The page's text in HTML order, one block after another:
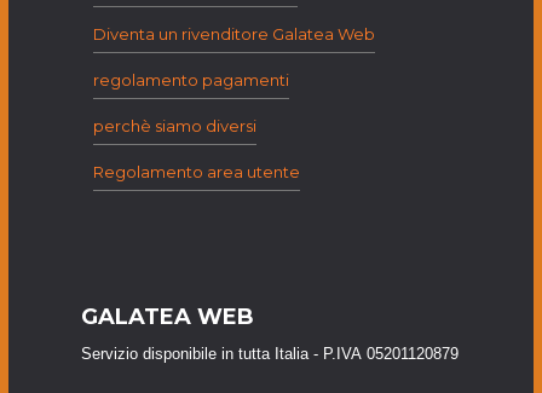
Diventa un rivenditore Galatea Web
regolamento pagamenti
perchè siamo diversi
Regolamento area utente
GALATEA WEB
Servizio disponibile in tutta Italia - P.IVA 05201120879